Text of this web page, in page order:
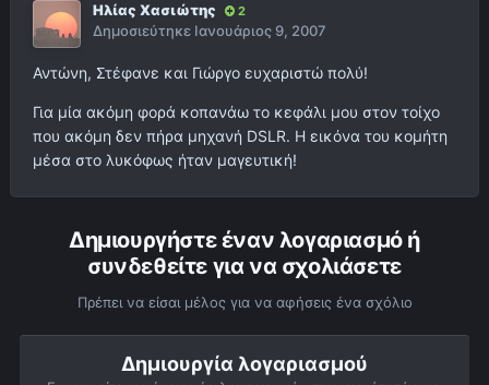
Ηλίας Χασιώτης 2
Δημοσιεύτηκε Ιανουάριος 9, 2007
Αντώνη, Στέφανε και Γιώργο ευχαριστώ πολύ!
Για μία ακόμη φορά κοπανάω το κεφάλι μου στον τοίχο
που ακόμη δεν πήρα μηχανή DSLR. Η εικόνα του κομήτη
μέσα στο λυκόφως ήταν μαγευτική!
Δημιουργήστε έναν λογαριασμό ή
συνδεθείτε για να σχολιάσετε
Πρέπει να είσαι μέλος για να αφήσεις ένα σχόλιο
Δημιουργία λογαριασμού